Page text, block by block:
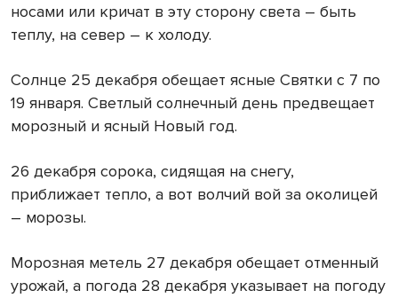
носами или кричат в эту сторону света – быть
теплу, на север – к холоду.
Солнце 25 декабря обещает ясные Святки с 7 по
19 января. Светлый солнечный день предвещает
морозный и ясный Новый год.
26 декабря сорока, сидящая на снегу,
приближает тепло, а вот волчий вой за околицей
– морозы.
Морозная метель 27 декабря обещает отменный
урожай, а погода 28 декабря указывает на погоду